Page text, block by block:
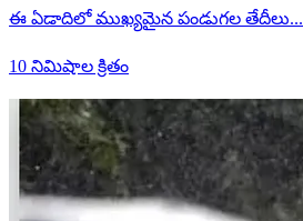
ఈ ఏడాదిలో ముఖ్యమైన పండుగల తేదీలు...
10 నిమిషాల క్రితం